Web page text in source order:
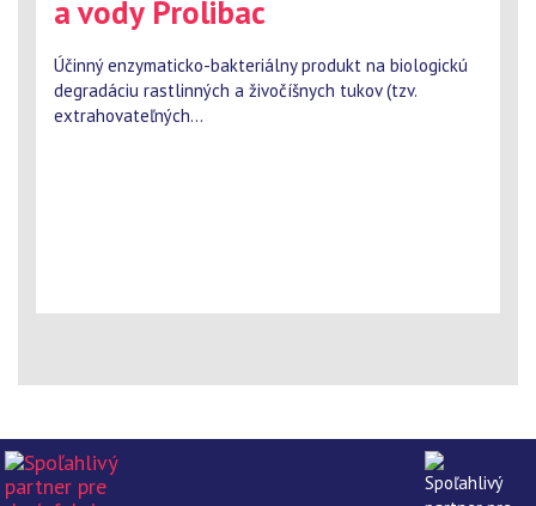
a vody Prolibac
Účinný enzymaticko-bakteriálny produkt na biologickú
degradáciu rastlinných a živočíšnych tukov (tzv.
extrahovateľných...